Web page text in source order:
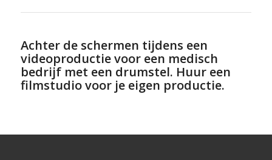
Achter de schermen tijdens een
videoproductie voor een medisch
bedrijf met een drumstel. Huur een
filmstudio voor je eigen productie.